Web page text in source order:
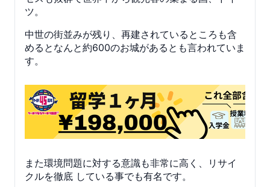
ツ。
中世の街並みが残り、再建されているところも含
めるとなんと約600のお城があるとも言われていま
す。
また環境問題に対する意識も非常に高く、リサイ
クルを徹底 している事でも有名です。